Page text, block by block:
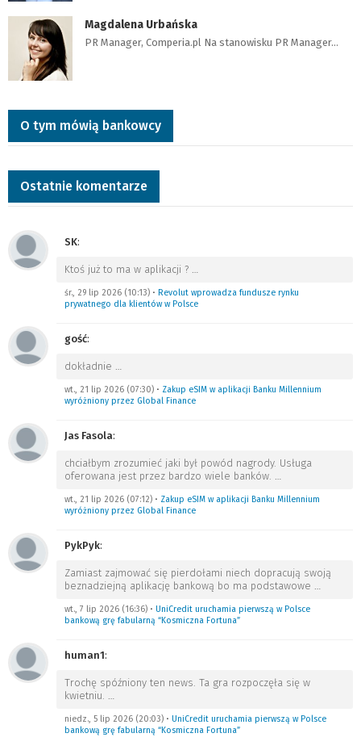
Magdalena Urbańska
PR Manager, Comperia.pl Na stanowisku PR Manager…
O tym mówią bankowcy
Ostatnie komentarze
SK:
Ktoś już to ma w aplikacji ? …
śr., 29 lip 2026 (10:13) • Revolut wprowadza fundusze rynku
prywatnego dla klientów w Polsce
gość:
dokładnie …
wt., 21 lip 2026 (07:30) • Zakup eSIM w aplikacji Banku Millennium
wyróżniony przez Global Finance
Jas Fasola:
chciałbym zrozumieć jaki był powód nagrody. Usługa
oferowana jest przez bardzo wiele banków. …
wt., 21 lip 2026 (07:12) • Zakup eSIM w aplikacji Banku Millennium
wyróżniony przez Global Finance
PykPyk:
Zamiast zajmować się pierdołami niech dopracują swoją
beznadziejną aplikację bankową bo ma podstawowe …
wt., 7 lip 2026 (16:36) • UniCredit uruchamia pierwszą w Polsce
bankową grę fabularną “Kosmiczna Fortuna”
human1:
Trochę spóźniony ten news. Ta gra rozpoczęła się w
kwietniu. …
niedz., 5 lip 2026 (20:03) • UniCredit uruchamia pierwszą w Polsce
bankową grę fabularną “Kosmiczna Fortuna”